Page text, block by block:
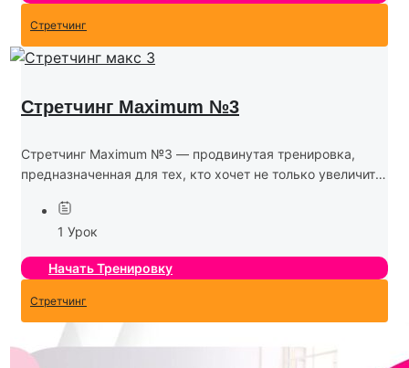
Стретчинг
Стретчинг Maximum №3
Стретчинг Maximum №3 — продвинутая тренировка,
предназначенная для тех, кто хочет не только увеличить
осознанность тела. В этой программе используются
более сложные...
1 Урок
Начать Тренировку
Стретчинг